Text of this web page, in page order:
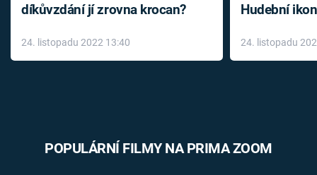
díkůvzdání jí zrovna krocan?
24. listopadu 2022 13:40
Hudební
léky
24. listopadu
POPULÁRNÍ FILMY NA PRIMA ZOOM